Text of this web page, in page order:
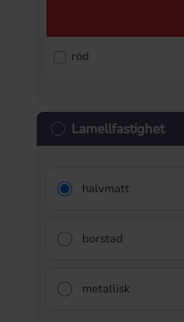
röd
Lamellfastighet
halvmatt
borstad
metallisk